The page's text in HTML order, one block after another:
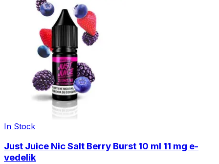
In Stock
Just Juice Nic Salt Berry Burst 10 ml 11 mg e-
vedelik